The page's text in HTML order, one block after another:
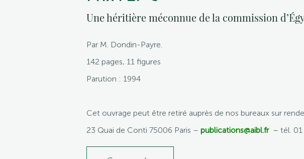
Une héritière méconnue de la commission
Par M. Dondin-Payre.
142 pages, 11 figures
Parution : 1994
Cet ouvrage peut être retiré auprès de nos bureaux sur
23 Quai de Conti 75006 Paris – publications@aibl.fr– tél. 01